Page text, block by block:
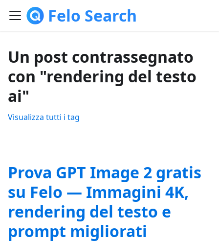
Felo Search
Un post contrassegnato
con "rendering del testo
ai"
Visualizza tutti i tag
Prova GPT Image 2 gratis
su Felo — Immagini 4K,
rendering del testo e
prompt migliorati